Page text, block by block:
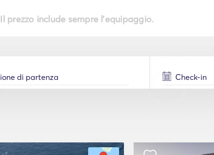
| Il prezzo include sempre l'equipaggio.